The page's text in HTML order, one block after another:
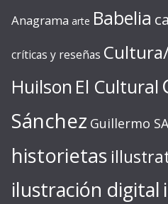
Anagrama arte Babelia
críticas y reseñas
Huilson El Cultural
Sánchez Guillermo SA
historietas
ilustración digital